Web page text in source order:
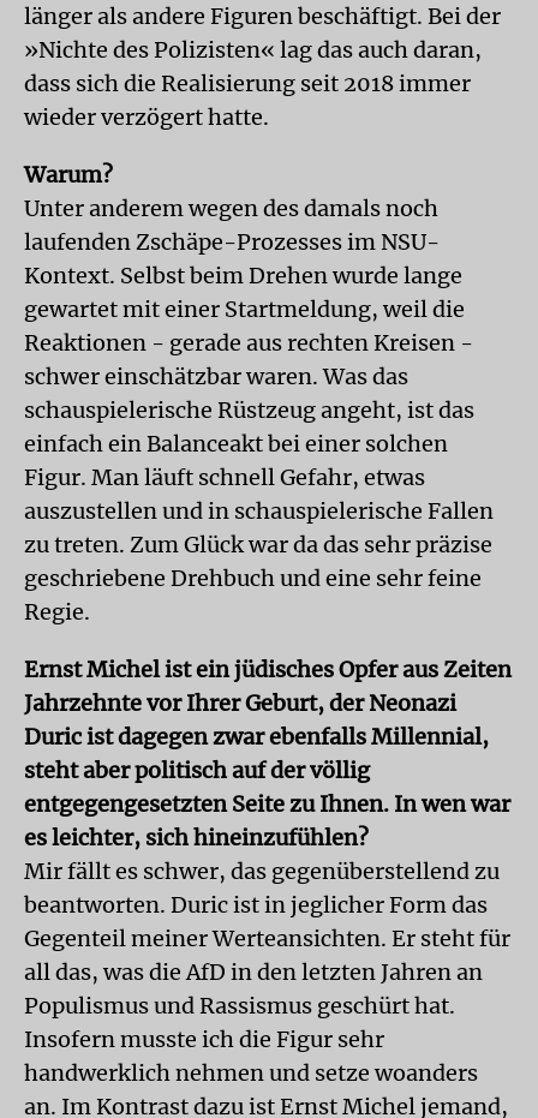
länger als andere Figuren beschäftigt. Bei der
»Nichte des Polizisten« lag das auch daran,
dass sich die Realisierung seit 2018 immer
wieder verzögert hatte.
Warum?
Unter anderem wegen des damals noch
laufenden Zschäpe-Prozesses im NSU-
Kontext. Selbst beim Drehen wurde lange
gewartet mit einer Startmeldung, weil die
Reaktionen - gerade aus rechten Kreisen -
schwer einschätzbar waren. Was das
schauspielerische Rüstzeug angeht, ist das
einfach ein Balanceakt bei einer solchen
Figur. Man läuft schnell Gefahr, etwas
auszustellen und in schauspielerische Fallen
zu treten. Zum Glück war da das sehr präzise
geschriebene Drehbuch und eine sehr feine
Regie.
Ernst Michel ist ein jüdisches Opfer aus Zeiten
Jahrzehnte vor Ihrer Geburt, der Neonazi
Duric ist dagegen zwar ebenfalls Millennial,
steht aber politisch auf der völlig
entgegengesetzten Seite zu Ihnen. In wen war
es leichter, sich hineinzufühlen?
Mir fällt es schwer, das gegenüberstellend zu
beantworten. Duric ist in jeglicher Form das
Gegenteil meiner Werteansichten. Er steht für
all das, was die AfD in den letzten Jahren an
Populismus und Rassismus geschürt hat.
Insofern musste ich die Figur sehr
handwerklich nehmen und setze woanders
an. Im Kontrast dazu ist Ernst Michel jemand,